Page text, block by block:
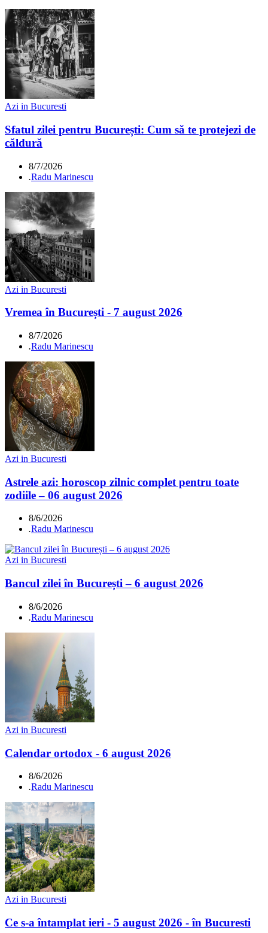
Azi in Bucuresti
Sfatul zilei pentru București: Cum să te protejezi de
căldură
8/7/2026
.Radu Marinescu
Azi in Bucuresti
Vremea în București - 7 august 2026
8/7/2026
.Radu Marinescu
Azi in Bucuresti
Astrele azi: horoscop zilnic complet pentru toate
zodiile – 06 august 2026
8/6/2026
.Radu Marinescu
Azi in Bucuresti
Bancul zilei în București – 6 august 2026
8/6/2026
.Radu Marinescu
Azi in Bucuresti
Calendar ortodox - 6 august 2026
8/6/2026
.Radu Marinescu
Azi in Bucuresti
Ce s-a întamplat ieri - 5 august 2026 - în Bucuresti